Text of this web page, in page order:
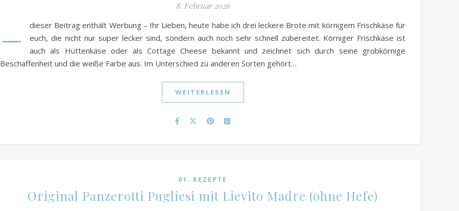
8. Februar 2026
–
dieser Beitrag enthält Werbung – Ihr Lieben, heute habe ich drei leckere Brote mit körnigem Frischkäse für
euch, die nicht nur super lecker sind, sondern auch noch sehr schnell zubereitet. Körniger Frischkäse ist
auch als Hüttenkäse oder als Cottage Cheese bekannt und zeichnet sich durch seine grobkörnige
Beschaffenheit und die weiße Farbe aus. Im Unterschied zu anderen Sorten gehört…
WEITERLESEN
01. REZEPTE
Original Panzerotti Pugliesi mit Lievito Madre (ohne Hefe)